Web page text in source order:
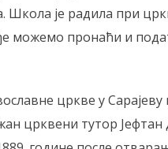
Школа је радила при
можемо пронаћи и
цркве у
црквени тутор